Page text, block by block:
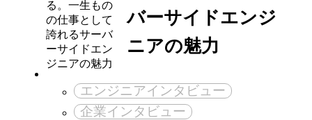
バーサイドエンジ
ニアの魅力
エンジニアインタビュー
企業インタビュー